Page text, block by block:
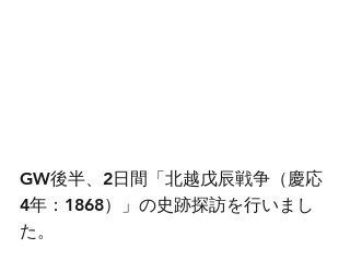
GW後半、2日間「北越戊辰戦争（慶応
4年：1868）」の史跡探訪を行いまし
た。